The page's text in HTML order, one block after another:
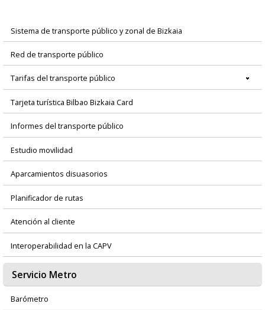
Menú
principal
Sistema de transporte público y zonal de Bizkaia
Red de transporte público
Tarifas del transporte público
Tarjeta turística Bilbao Bizkaia Card
Informes del transporte público
Estudio movilidad
Aparcamientos disuasorios
Planificador de rutas
Atención al cliente
Interoperabilidad en la CAPV
Servicio Metro
Barómetro